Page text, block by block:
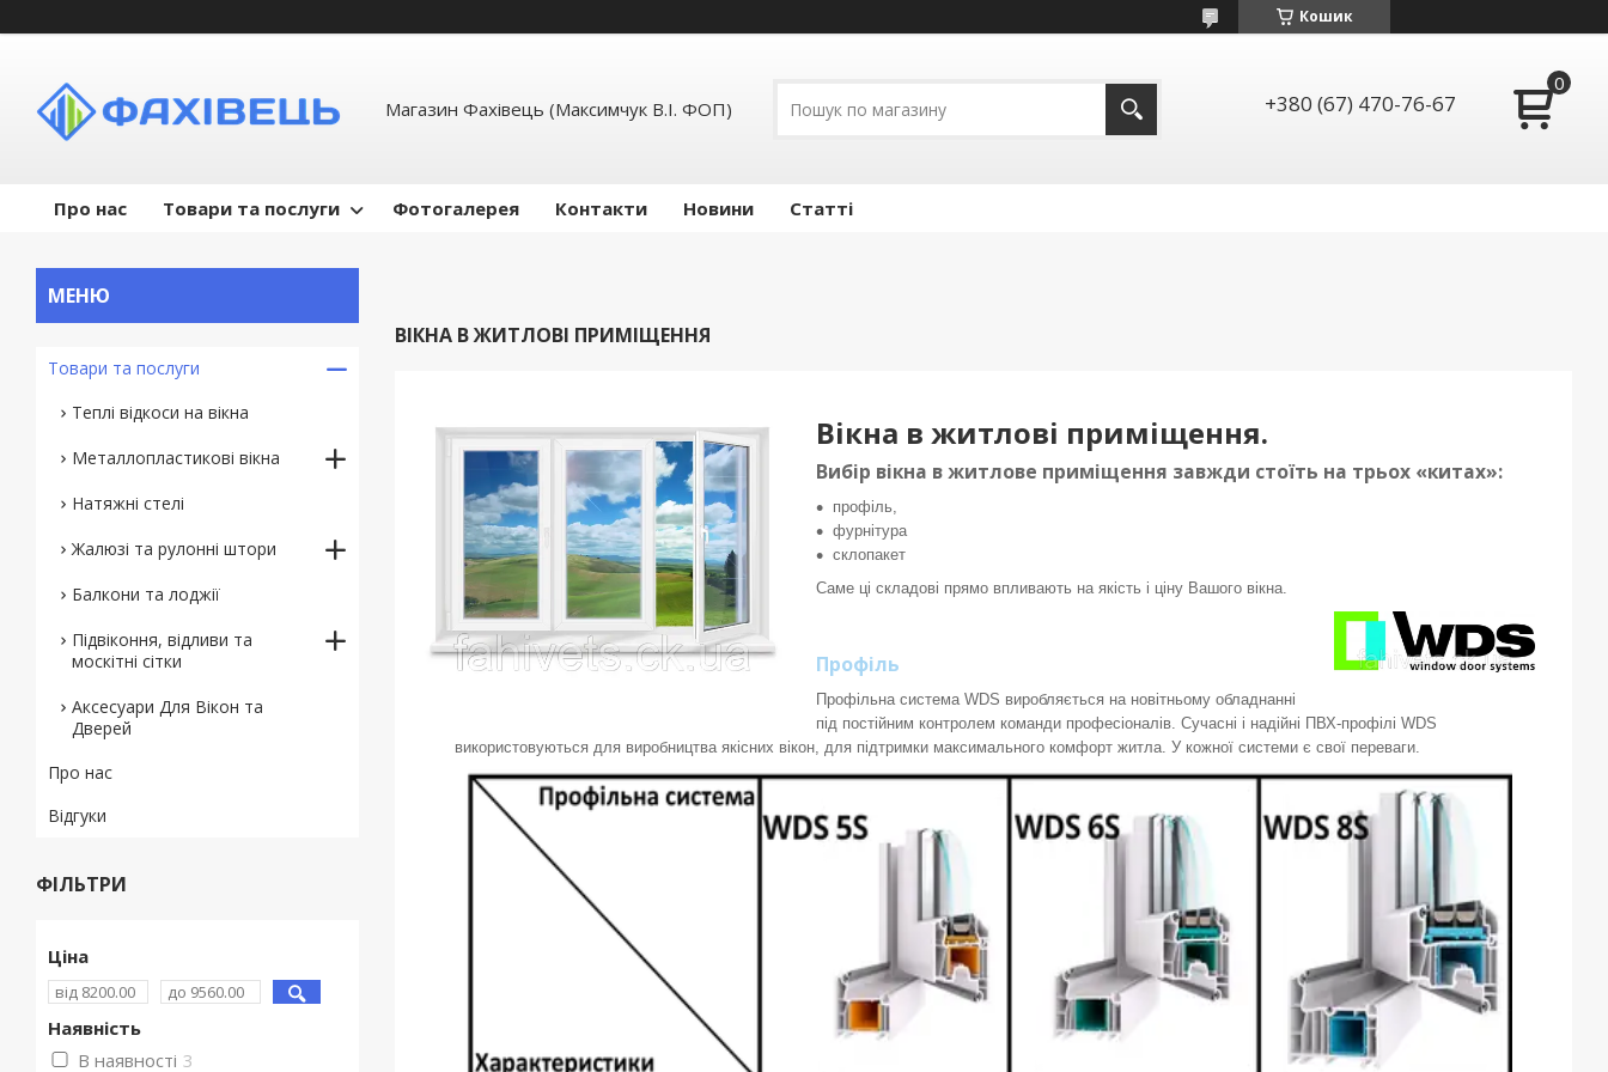
Кошик
Магазин Фахівець (Максимчук В.І. ФОП) +380 (67) 470-76-67
Про нас Товари та послуги Фотогалерея Контакти Новини Статті
ВІКНА В ЖИТЛОВІ ПРИМІЩЕННЯ
Вікна в житлові приміщення.
Вибір вікна в житлове приміщення завжди стоїть на трьох «китах»:
профіль,
фурнітура
склопакет
Саме ці складові прямо впливають на якість і ціну Вашого вікна.
Профіль
Профільна система WDS виробляється на новітньому обладнанні
під постійним контролем команди професіоналів. Сучасні і надійні ПВХ-профілі WDS
використовуються для виробництва якісних вікон, для підтримки максимального комфорт житла. У кожної системи є свої переваги.
Товари та послуги
Теплі відкоси на вікна
Металлопластикові вікна
Натяжні стелі
Жалюзі та рулонні штори
Балкони та лоджії
Підвіконня, відливи та
москітні сітки
Аксесуари Для Вікон та
Дверей
Про нас
Відгуки
ФІЛЬТРИ
Ціна
Наявність
В наявності 3